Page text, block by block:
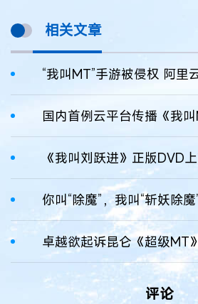
相关文章
评论